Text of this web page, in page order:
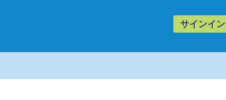
サインイン